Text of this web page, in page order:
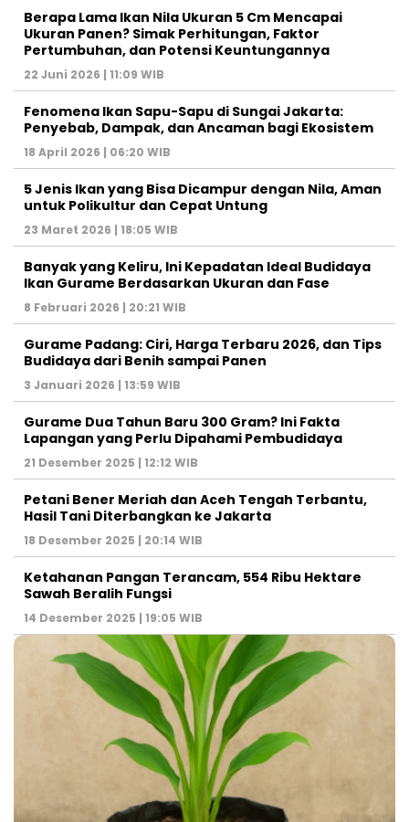
Berapa Lama Ikan Nila Ukuran 5 Cm Mencapai
Ukuran Panen? Simak Perhitungan, Faktor
Pertumbuhan, dan Potensi Keuntungannya
22 Juni 2026 | 11:09 WIB
Fenomena Ikan Sapu-Sapu di Sungai Jakarta:
Penyebab, Dampak, dan Ancaman bagi Ekosistem
18 April 2026 | 06:20 WIB
5 Jenis Ikan yang Bisa Dicampur dengan Nila, Aman
untuk Polikultur dan Cepat Untung
23 Maret 2026 | 18:05 WIB
Banyak yang Keliru, Ini Kepadatan Ideal Budidaya
Ikan Gurame Berdasarkan Ukuran dan Fase
8 Februari 2026 | 20:21 WIB
Gurame Padang: Ciri, Harga Terbaru 2026, dan Tips
Budidaya dari Benih sampai Panen
3 Januari 2026 | 13:59 WIB
Gurame Dua Tahun Baru 300 Gram? Ini Fakta
Lapangan yang Perlu Dipahami Pembudidaya
21 Desember 2025 | 12:12 WIB
Petani Bener Meriah dan Aceh Tengah Terbantu,
Hasil Tani Diterbangkan ke Jakarta
18 Desember 2025 | 20:14 WIB
Ketahanan Pangan Terancam, 554 Ribu Hektare
Sawah Beralih Fungsi
14 Desember 2025 | 19:05 WIB